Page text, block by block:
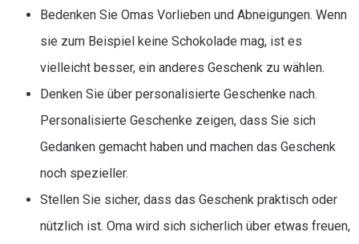
Bedenken Sie Omas Vorlieben und Abneigungen. Wenn
sie zum Beispiel keine Schokolade mag, ist es
vielleicht besser, ein anderes Geschenk zu wählen.
Denken Sie über personalisierte Geschenke nach.
Personalisierte Geschenke zeigen, dass Sie sich
Gedanken gemacht haben und machen das Geschenk
noch spezieller.
Stellen Sie sicher, dass das Geschenk praktisch oder
nützlich ist. Oma wird sich sicherlich über etwas freuen,